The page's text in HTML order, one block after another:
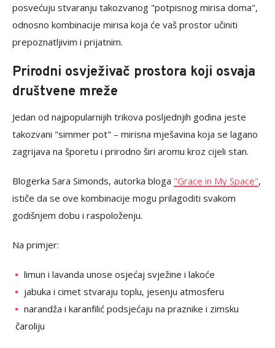
posvećuju stvaranju takozvanog "potpisnog mirisa doma",
odnosno kombinacije mirisa koja će vaš prostor učiniti
prepoznatljivim i prijatnim.
Prirodni osvježivač prostora koji osvaja
društvene mreže
Jedan od najpopularnijih trikova posljednjih godina jeste
takozvani "simmer pot" – mirisna mješavina koja se lagano
zagrijava na šporetu i prirodno širi aromu kroz cijeli stan.
Blogerka Sara Simonds, autorka bloga "Grace in My Space",
ističe da se ove kombinacije mogu prilagoditi svakom
godišnjem dobu i raspoloženju.
Na primjer:
limun i lavanda unose osjećaj svježine i lakoće
jabuka i cimet stvaraju toplu, jesenju atmosferu
narandža i karanfilić podsjećaju na praznike i zimsku
čaroliju